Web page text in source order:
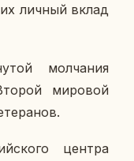
личный вклад
мол­ча­ния
ми­ро­вой
центра